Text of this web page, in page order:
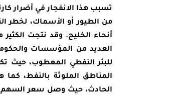
من الطيور أو الأسماك، لخطر
أنحاء الخليج. وقد نتجت الكثير